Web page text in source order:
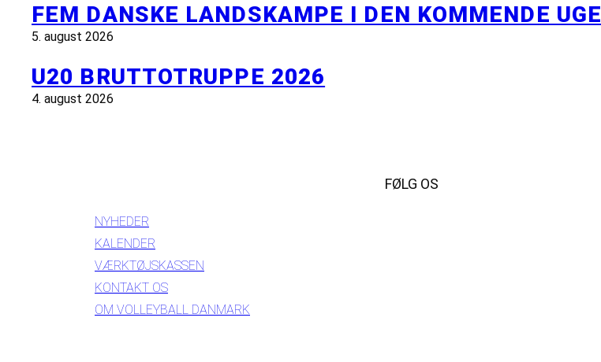
FEM DANSKE LANDSKAMPE I DEN KOMMENDE UGE
5. august 2026
U20 BRUTTOTRUPPE 2026
4. august 2026
NYHEDER
KALENDER
VÆRKTØJSKASSEN
KONTAKT OS
OM VOLLEYBALL DANMARK
FØLG OS